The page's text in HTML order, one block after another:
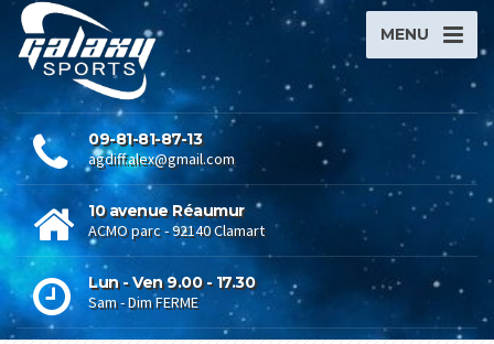
MENU
09-81-81-87-13
agdiff.alex@gmail.com
10 avenue Réaumur
ACMO parc - 92140 Clamart
Lun - Ven 9.00 - 17.30
Sam - Dim FERME